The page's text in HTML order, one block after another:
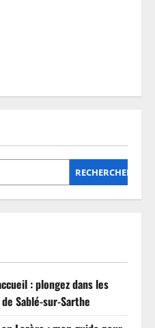
RECHERCHER
: plongez dans les
Sablé-sur-Sarthe